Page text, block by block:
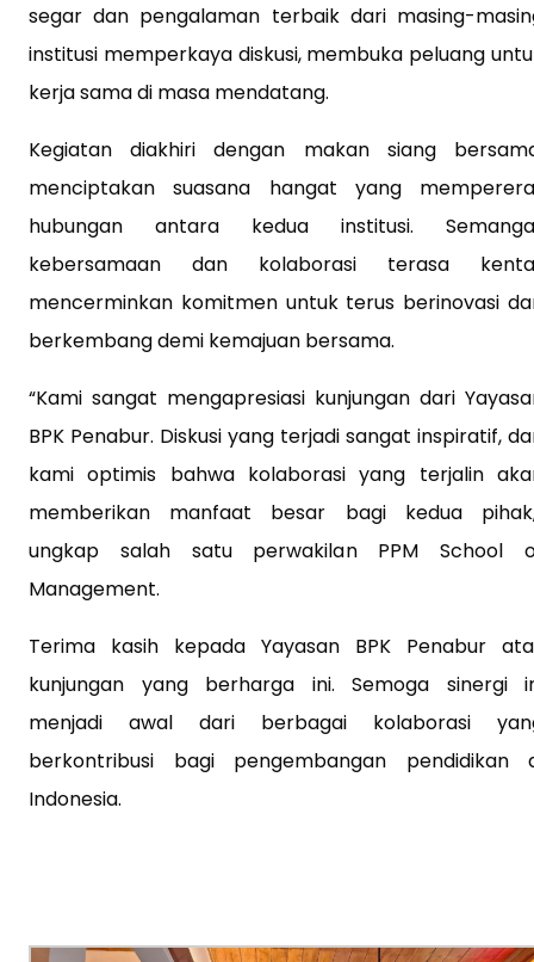
segar dan pengalaman terbaik dari masing-
institusi memperkaya diskusi, membuka peluang
kerja sama di masa mendatang.
Kegiatan diakhiri dengan makan siang
menciptakan suasana hangat yang
hubungan antara kedua institusi.
kebersamaan dan kolaborasi terasa
mencerminkan komitmen untuk terus berinovasi
berkembang demi kemajuan bersama.
“Kami sangat mengapresiasi kunjungan dari
BPK Penabur. Diskusi yang terjadi sangat inspiratif,
kami optimis bahwa kolaborasi yang terjalin
memberikan manfaat besar bagi kedua
ungkap salah satu perwakilan PPM School
Management.
Terima kasih kepada Yayasan BPK Penabur
kunjungan yang berharga ini. Semoga sinergi
menjadi awal dari berbagai kolaborasi
berkontribusi bagi pengembangan pendidikan
Indonesia.